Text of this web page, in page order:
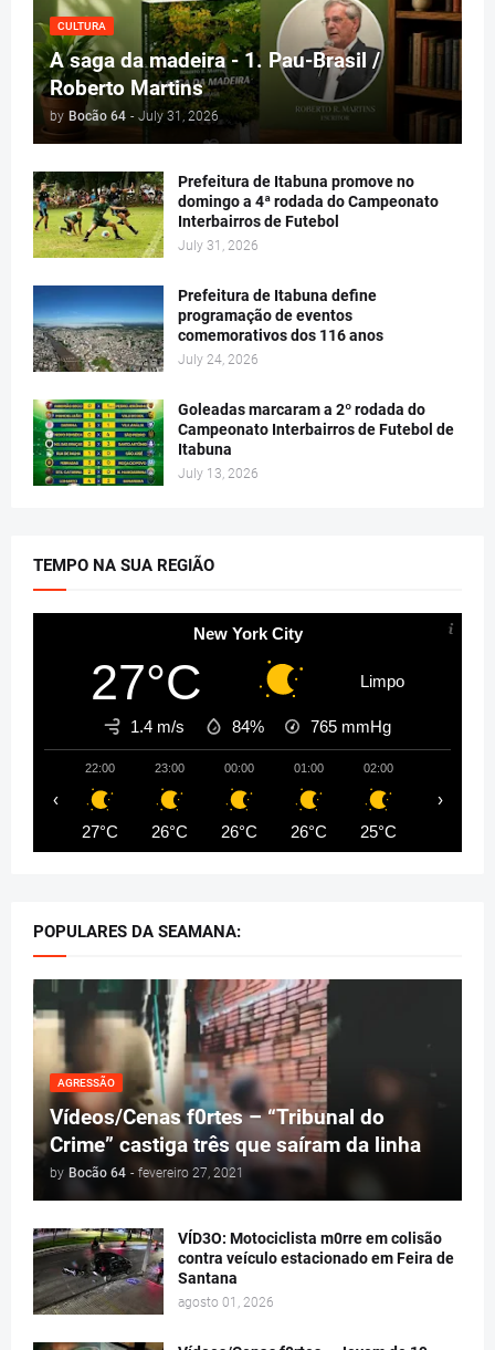
CULTURA
A saga da madeira - 1. Pau-Brasil /
Roberto Martins
by Bocão 64 - July 31, 2026
Prefeitura de Itabuna promove no
domingo a 4ª rodada do Campeonato
Interbairros de Futebol
July 31, 2026
Prefeitura de Itabuna define
programação de eventos
comemorativos dos 116 anos
July 24, 2026
Goleadas marcaram a 2º rodada do
Campeonato Interbairros de Futebol de
Itabuna
July 13, 2026
TEMPO NA SUA REGIÃO
New York City
27°C Limpo
1.4 m/s 84% 765 mmHg
22:00
27°C
23:00
26°C
00:00
26°C
01:00
26°C
02:00
25°C
‹ ›
POPULARES DA SEAMANA:
AGRESSÃO
Vídeos/Cenas f0rtes – “Tribunal do
Crime” castiga três que saíram da linha
by Bocão 64 - fevereiro 27, 2021
VÍD3O: Motociclista m0rre em colisão
contra veículo estacionado em Feira de
Santana
agosto 01, 2026